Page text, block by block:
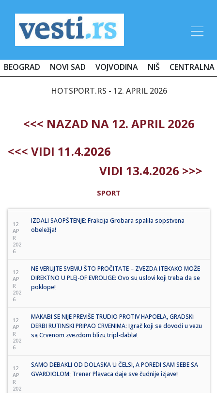
BEOGRAD NOVI SAD VOJVODINA NIŠ CENTRALNA
HOTSPORT.RS - 12. APRIL 2026
<<< NAZAD NA 12. APRIL 2026
<<< VIDI 11.4.2026
VIDI 13.4.2026 >>>
SPORT
12
AP
R
202
6
IZDALI SAOPŠTENJE: Frakcija Grobara spalila sopstvena
obeležja!
12
AP
R
202
6
NE VERUJTE SVEMU ŠTO PROČITATE – ZVEZDA ITEKAKO MOŽE
DIREKTNO U PLEJ-OF EVROLIGE: Ovo su uslovi koji treba da se
poklope!
12
AP
R
202
6
MAKABI SE NIJE PREVIŠE TRUDIO PROTIV HAPOELA, GRADSKI
DERBI RUTINSKI PRIPAO CRVENIMA: Igrač koji se dovodi u vezu
sa Crvenom zvezdom blizu tripl-dabla!
12
AP
R
202
SAMO DEBAKLI OD DOLASKA U ČELSI, A POREDI SAM SEBE SA
GVARDIOLOM: Trener Plavaca daje sve čudnije izjave!